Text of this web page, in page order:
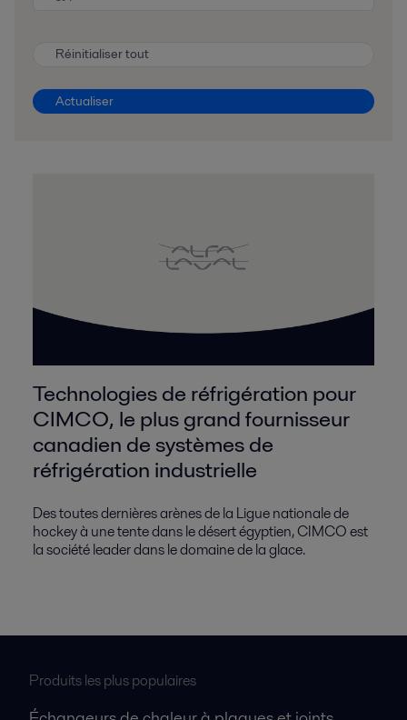
Réinitialiser tout
Actualiser
Technologies de réfrigération pour
CIMCO, le plus grand fournisseur
canadien de systèmes de
réfrigération industrielle
Des toutes dernières arènes de la Ligue nationale de
hockey à une tente dans le désert égyptien, CIMCO est
la société leader dans le domaine de la glace.
Produits les plus populaires